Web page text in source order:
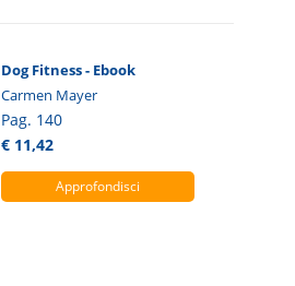
Dog Fitness - Ebook
Carmen Mayer
Pag. 140
€ 11,42
Approfondisci